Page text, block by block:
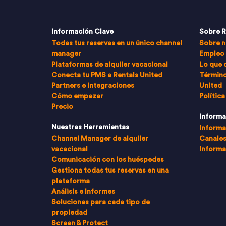
Información Clave
Todas tus reservas en un único channel
manager
Plataformas de alquiler vacacional
Conecta tu PMS a Rentals United
Partners e integraciones
Cómo empezar
Precio
Nuestras Herramientas
Channel Manager de alquiler
vacacional
Comunicación con los huéspedes
Gestiona todas tus reservas en una
plataforma
Análisis e Informes
Soluciones para cada tipo de
propiedad
Screen & Protect
Sobre
Sobre
Empleo
Lo que
United